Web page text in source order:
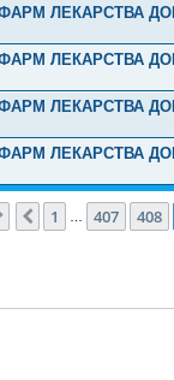
ЛЕКАРСТВА
ЛЕКАРСТВА
ЛЕКАРСТВА
ЛЕКАРСТВА
Страница 409из 431
Пред.
1 407 408